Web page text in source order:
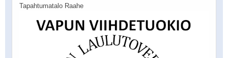
Tapahtumatalo Raahe